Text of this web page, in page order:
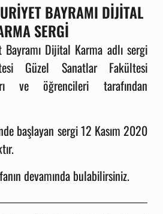
BAYRAMI DİJİTAL
SERGİ
Dijital Karma adlı sergi
Güzel Sanatlar Fakültesi
ve öğrencileri tarafından
başlayan sergi 12 Kasım 2020
devamında bulabilirsiniz.